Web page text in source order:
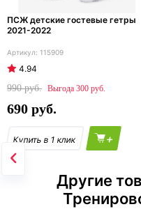
ПСЖ детские гостевые гетры
2021-2022
115909
4.94
990
300
690
+
Другие